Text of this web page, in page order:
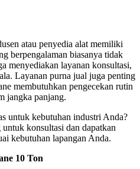
atau penyedia alat memiliki
berpengalaman biasanya tidak
menyediakan layanan konsultasi,
Layanan purna jual juga penting
membutuhkan pengecekan rutin
jangka panjang.
untuk kebutuhan industri Anda?
konsultasi dan dapatkan
kebutuhan lapangan Anda.
10 Ton